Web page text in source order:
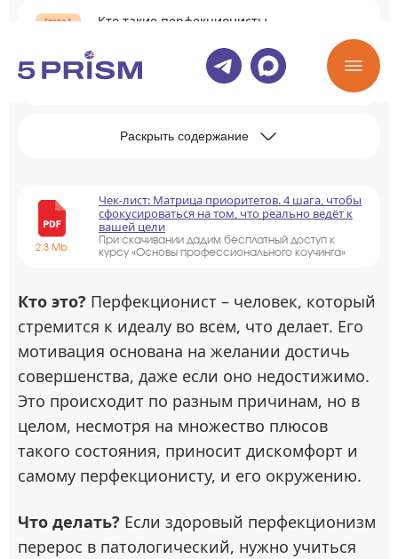
Кто такие перфекционисты
Виды перфекционизма
Раскрыть содержание
2.3 Mb
Чек-лист: Матрица приоритетов. 4 шага, чтобы
сфокусироваться на том, что реально ведёт к
вашей цели
При скачивании дадим бесплатный доступ к
курсу «Основы профессионального коучинга»
Кто это? Перфекционист – человек, который
стремится к идеалу во всем, что делает. Его
мотивация основана на желании достичь
совершенства, даже если оно недостижимо.
Это происходит по разным причинам, но в
целом, несмотря на множество плюсов
такого состояния, приносит дискомфорт и
самому перфекционисту, и его окружению.
Что делать? Если здоровый перфекционизм
перерос в патологический, нужно учиться